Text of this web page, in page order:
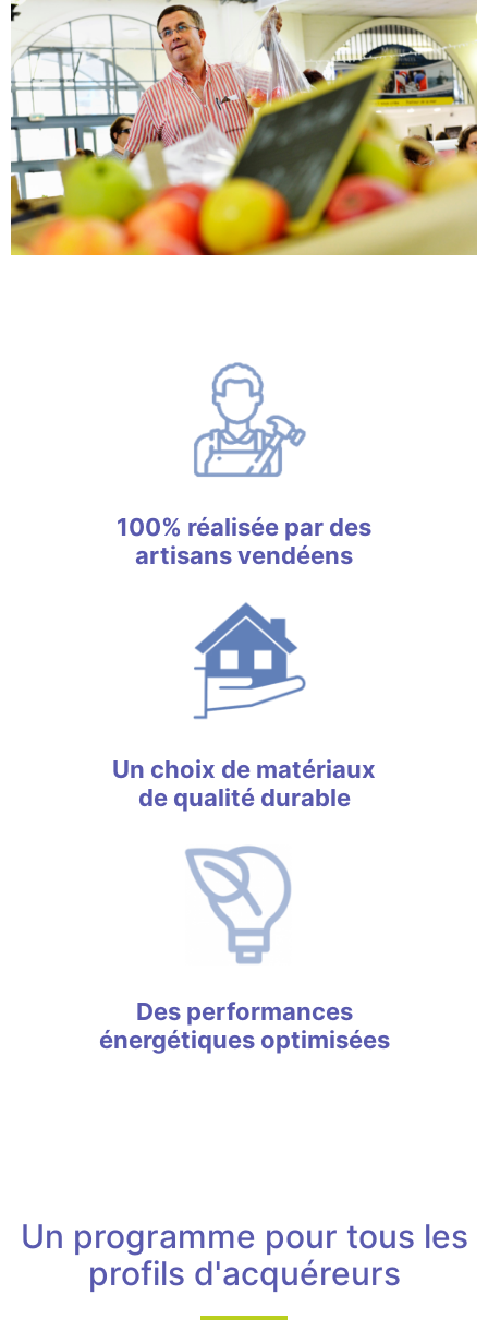
100% réalisée par des
artisans vendéens
Un choix de matériaux
de qualité durable
Des performances
énergétiques optimisées
Un programme pour tous les
profils d'acquéreurs